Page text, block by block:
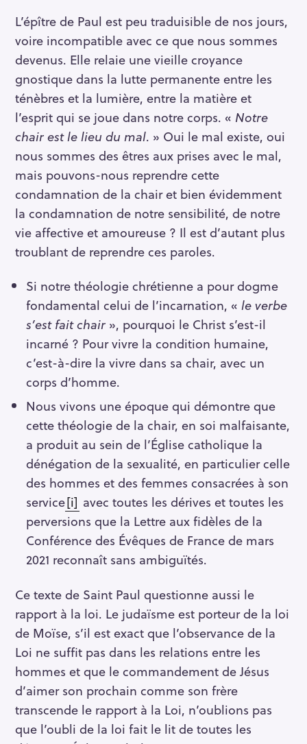
L’épître de Paul est peu traduisible de nos jours,
voire incompatible avec ce que nous sommes
devenus. Elle relaie une vieille croyance
gnostique dans la lutte permanente entre les
ténèbres et la lumière, entre la matière et
l’esprit qui se joue dans notre corps. « Notre
chair est le lieu du mal. » Oui le mal existe, oui
nous sommes des êtres aux prises avec le mal,
mais pouvons-nous reprendre cette
condamnation de la chair et bien évidemment
la condamnation de notre sensibilité, de notre
vie affective et amoureuse ? Il est d’autant plus
troublant de reprendre ces paroles.
Si notre théologie chrétienne a pour dogme
fondamental celui de l’incarnation, « le verbe
s’est fait chair», pourquoi le Christ s’est-il
incarné ? Pour vivre la condition humaine,
c’est-à-dire la vivre dans sa chair, avec un
corps d’homme.
Nous vivons une époque qui démontre que
cette théologie de la chair, en soi malfaisante,
a produit au sein de l’Église catholique la
dénégation de la sexualité, en particulier celle
des hommes et des femmes consacrées à son
service[i] avec toutes les dérives et toutes les
perversions que la Lettre aux fidèles de la
Conférence des Évêques de France de mars
2021 reconnaît sans ambiguïtés.
Ce texte de Saint Paul questionne aussi le
rapport à la loi. Le judaïsme est porteur de la loi
de Moïse, s’il est exact que l’observance de la
Loi ne suffit pas dans les relations entre les
hommes et que le commandement de Jésus
d’aimer son prochain comme son frère
transcende le rapport à la Loi, n’oublions pas
que l’oubli de la loi fait le lit de toutes les